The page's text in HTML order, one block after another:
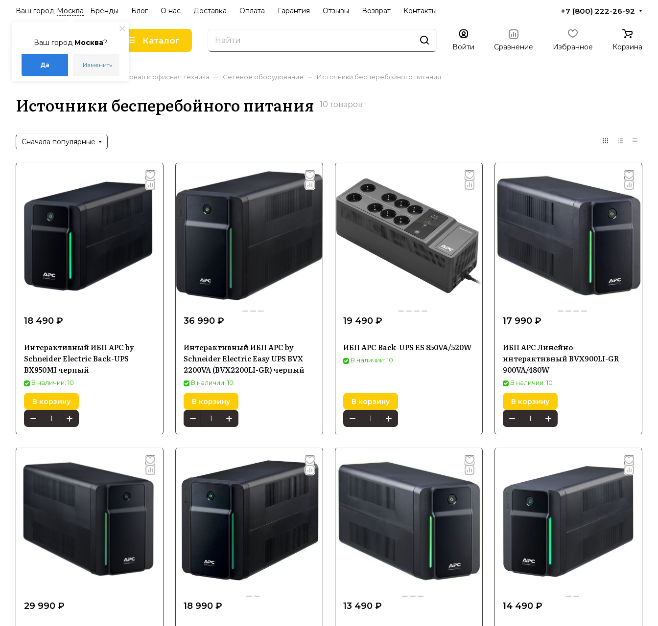
Ваш город Москва?
Да Изменить
Ваш город Москва Бренды Блог О нас Доставка Оплата Гарантия Отзывы Возврат Контакты +7 (800) 222-26-92
Каталог
Войти Сравнение Избранное Корзина
Главная – Каталог Компьютерная и офисная техника – Сетевое оборудование – Источники бесперебойного питания
Источники бесперебойного питания 10 товаров
Сначала популярные
18 490 ₽
Интерактивный ИБП APC by
Schneider Electric Back-UPS
BX950MI черный
В наличии: 10
В корзину
36 990 ₽
Интерактивный ИБП APC by
Schneider Electric Easy UPS BVX
2200VA (BVX2200LI-GR) черный
В наличии: 10
В корзину
19 490 ₽
ИБП APC Back-UPS ES 850VA/520W
В наличии: 10
В корзину
17 990 ₽
ИБП APC Линейно-
интерактивный BVX900LI-GR
900VA/480W
В наличии: 10
В корзину
29 990 ₽ 18 990 ₽ 13 490 ₽ 14 490 ₽